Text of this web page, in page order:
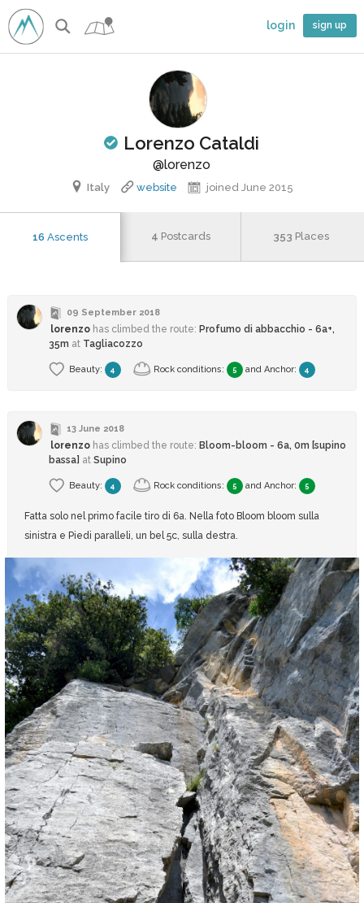
login sign up
Lorenzo Cataldi
@lorenzo
Italy website joined June 2015
16 Ascents 4 Postcards 353 Places
09 September 2018
lorenzo has climbed the route: Profumo di abbacchio - 6a+,
35m at Tagliacozzo
Beauty: 4 Rock conditions: 5 and Anchor: 4
13 June 2018
lorenzo has climbed the route: Bloom-bloom - 6a, 0m [supino
bassa] at Supino
Beauty: 4 Rock conditions: 5 and Anchor: 5
Fatta solo nel primo facile tiro di 6a. Nella foto Bloom bloom sulla
sinistra e Piedi paralleli, un bel 5c, sulla destra.